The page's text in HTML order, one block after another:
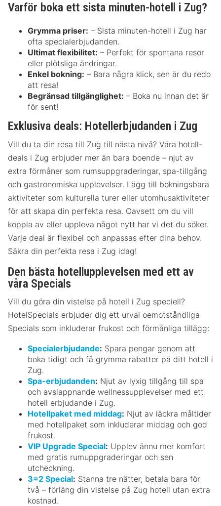
Varför boka ett sista minuten-hotell i Zug?
Grymma priser: – Sista minuten-hotell i Zug har
ofta specialerbjudanden.
Ultimat flexibilitet: – Perfekt för spontana resor
eller plötsliga ändringar.
Enkel bokning: – Bara några klick, sen är du redo
att resa!
Begränsad tillgänglighet: – Boka nu innan det är
för sent!
Exklusiva deals: Hotellerbjudanden i Zug
Vill du ta din resa till Zug till nästa nivå? Våra hotell-
deals i Zug erbjuder mer än bara boende – njut av
extra förmåner som rumsuppgraderingar, spa-tillgång
och gastronomiska upplevelser. Lägg till bokningsbara
aktiviteter som kulturella turer eller utomhusaktiviteter
för att skapa din perfekta resa. Oavsett om du vill
koppla av eller uppleva något nytt har vi det du söker.
Varje deal är flexibel och anpassas efter dina behov.
Säkra din perfekta resa i Zug idag!
Den bästa hotellupplevelsen med ett av
våra Specials
Vill du göra din vistelse på hotell i Zug speciell?
HotelSpecials erbjuder dig ett urval oemotståndliga
Specials som inkluderar frukost och förmånliga tillägg:
Specialerbjudande: Spara pengar genom att
boka tidigt och få grymma rabatter på ditt hotell i
Zug.
Spa-erbjudanden: Njut av lyxig tillgång till spa
och avslappnande wellnessupplevelser med ett
hotell erbjudande i Zug.
Hotellpaket med middag: Njut av läckra måltider
med hotellpaket som inkluderar middag och god
frukost.
VIP Upgrade Special: Upplev ännu mer komfort
med gratis rumuppgraderingar och sen
utcheckning.
3=2 Special: Stanna tre nätter, betala bara för
två – förläng din vistelse på Zug hotell utan extra
kostnad.